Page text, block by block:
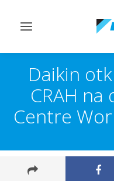
Prebaci
Daikin
CRAH
Centre